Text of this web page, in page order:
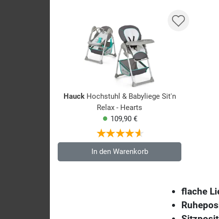
HauckHochstuhl & Babyliege Sit'n
Relax - Hearts
109,90 €
In den Warenkorb
flache